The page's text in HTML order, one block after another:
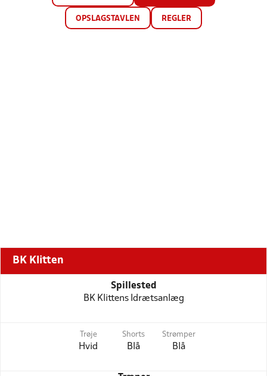
OPSLAGSTAVLEN REGLER
BK Klitten
Spillested
BK Klittens Idrætsanlæg
Trøje
Hvid
Shorts
Blå
Strømper
Blå